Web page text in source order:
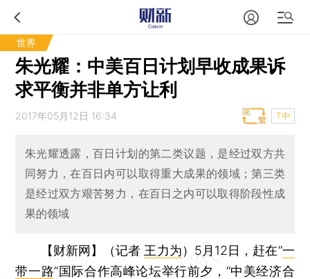
世界
朱光耀：中美百日计划早收成果诉
求平衡并非单方让利
2017年05月12日 16:34 T中
朱光耀透露，百日计划的第二类议题，是经过双方共
同努力，在百日内可以取得重大成果的领域；第三类
是经过双方艰苦努力，在百日之内可以取得阶段性成
果的领域
【财新网】（记者 王力为） 5月12日，赶在“一
带一路”国际合作高峰论坛举行前夕，“中美经济合